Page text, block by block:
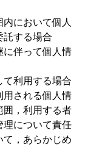
において個人
託する場合
に伴って個人情
利用する場合
用される個人情
囲，利用する者
理について責任
て，あらかじめ